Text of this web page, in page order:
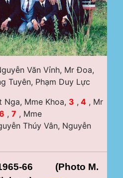
Văn Vỉnh, Mr Đoa,
Tuyên, Phạm Duy Lực
Nga, Mme Khoa, 3 , 4 , Mr
, 7 , Mme
Thúy Vân, Nguyễn
5-66 (Photo M.